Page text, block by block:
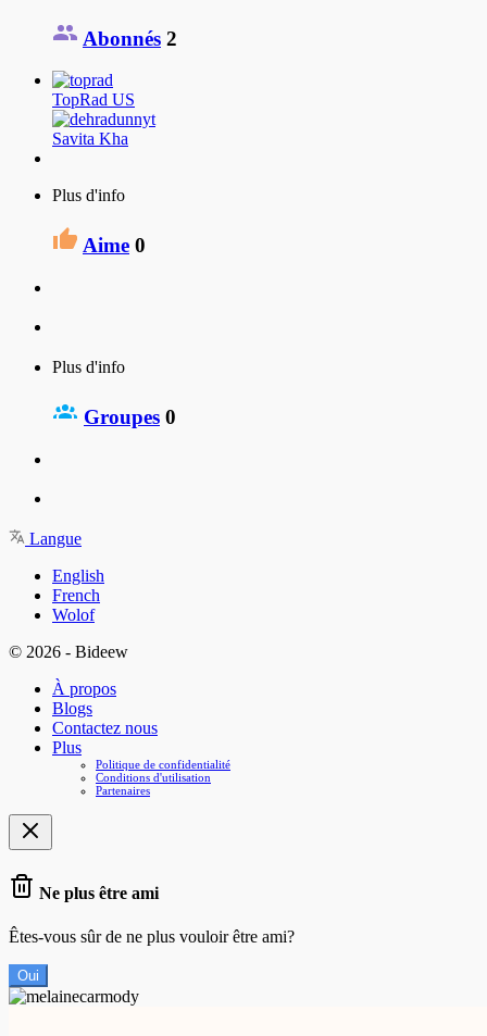
Abonnés 2
TopRad US
Savita Kha
Plus d'info
Aime 0
Plus d'info
Groupes 0
Langue
English
French
Wolof
© 2026 - Bideew
À propos
Blogs
Contactez nous
Plus
Politique de confidentialité
Conditions d'utilisation
Partenaires
Ne plus être ami
Êtes-vous sûr de ne plus vouloir être ami?
Oui